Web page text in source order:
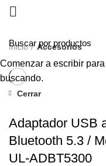
Inicio Accesorios
Cerrar
Adaptador USB
Bluetooth 5.3 /
UL-ADBT5300
Comenzar a escribir
buscando.